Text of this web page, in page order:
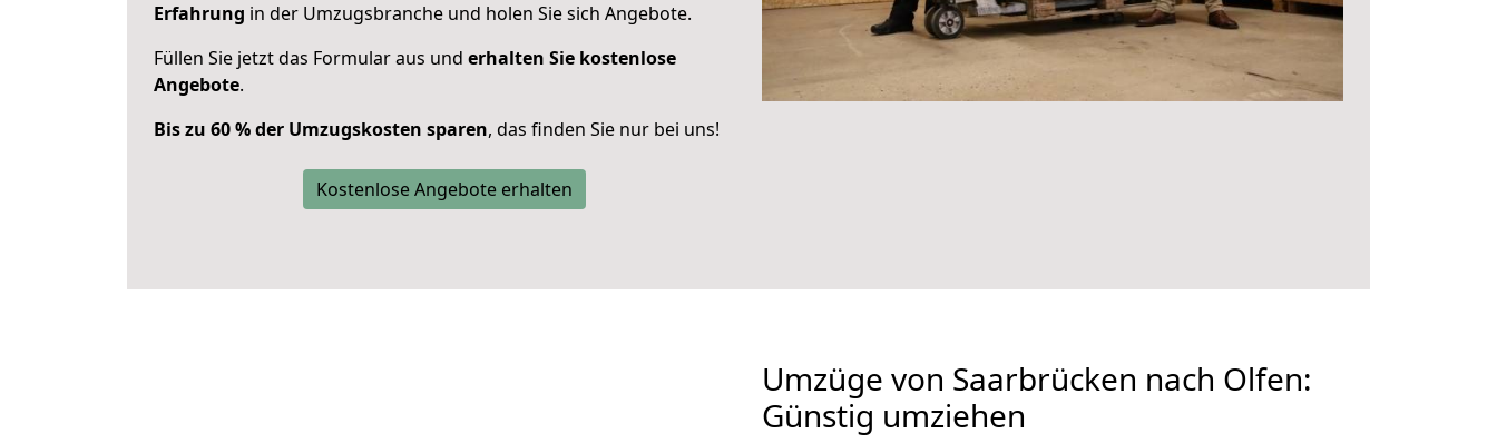
Erfahrung in der Umzugsbranche und holen Sie sich Angebote.
Füllen Sie jetzt das Formular aus und erhalten Sie kostenlose
Angebote.
Bis zu 60 % der Umzugskosten sparen, das finden Sie nur bei uns!
Kostenlose Angebote erhalten
Umzüge von Saarbrücken nach Olfen:
Günstig umziehen